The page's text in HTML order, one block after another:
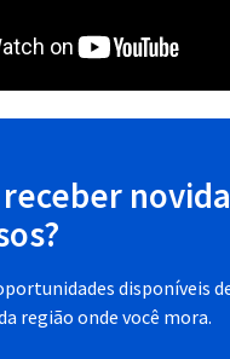
disponíveis
região onde você mora.